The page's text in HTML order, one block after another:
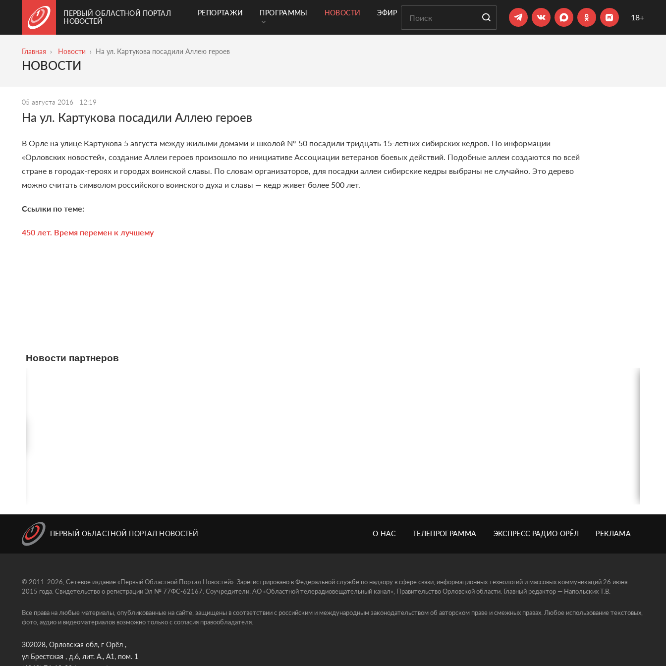
ПЕРВЫЙ ОБЛАСТНОЙ ПОРТАЛ
НОВОСТЕЙ
РЕПОРТАЖИ ПРОГРАММЫ НОВОСТИ ЭФИР 18+
Главная Новости На ул. Картукова посадили Аллею героев
НОВОСТИ
05 августа 2016 12:19
На ул. Картукова посадили Аллею героев
В Орле на улице Картукова 5 августа между жилыми домами и школой № 50 посадили тридцать 15-летних сибирских кедров. По информации
«Орловских новостей», создание Аллеи героев произошло по инициативе Ассоциации ветеранов боевых действий. Подобные аллеи создаются по всей
стране в городах-героях и городах воинской славы. По словам организаторов, для посадки аллеи сибирские кедры выбраны не случайно. Это дерево
можно считать символом российского воинского духа и славы — кедр живет более 500 лет.
Ссылки по теме:
450 лет. Время перемен к лучшему
Новости партнеров
ПЕРВЫЙ ОБЛАСТНОЙ ПОРТАЛ НОВОСТЕЙ О НАС ТЕЛЕПРОГРАММА ЭКСПРЕСС РАДИО ОРЁЛ РЕКЛАМА
© 2011-2026, Сетевое издание «Первый Областной Портал Новостей». Зарегистрировано в Федеральной службе по надзору в сфере связи, информационных технологий и массовых коммуникаций 26 июня
2015 года. Свидетельство о регистрации Эл № 77ФС-62167. Соучредители: АО «Областной телерадиовещательный канал», Правительство Орловской области. Главный редактор — Напольских Т.В.
Все права на любые материалы, опубликованные на сайте, защищены в соответствии с российским и международным законодательством об авторском праве и смежных правах. Любое использование текстовых,
фото, аудио и видеоматериалов возможно только с согласия правообладателя.
302028, Орловская обл, г Орёл ,
ул Брестская , д.6, лит. А., А1, пом. 1